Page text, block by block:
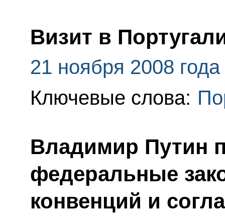
Визит в
21 ноября 2008 года
Ключевые слова:
Владимир Путин
федеральные
конвенций и